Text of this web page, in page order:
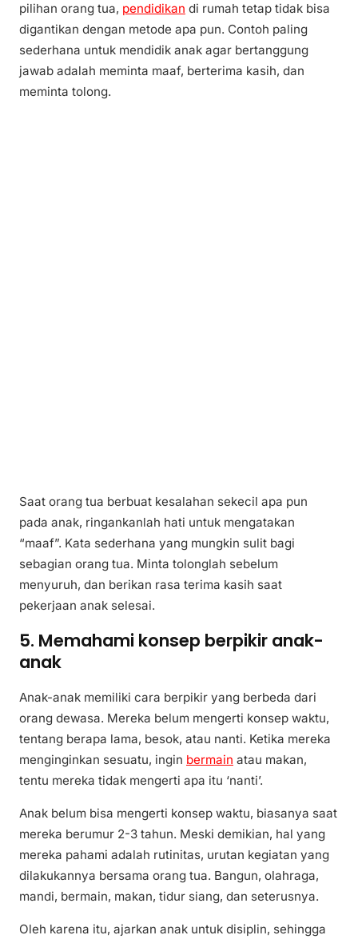
pilihan orang tua, pendidikan di rumah tetap tidak bisa
digantikan dengan metode apa pun. Contoh paling
sederhana untuk mendidik anak agar bertanggung
jawab adalah meminta maaf, berterima kasih, dan
meminta tolong.
Saat orang tua berbuat kesalahan sekecil apa pun
pada anak, ringankanlah hati untuk mengatakan
“maaf”. Kata sederhana yang mungkin sulit bagi
sebagian orang tua. Minta tolonglah sebelum
menyuruh, dan berikan rasa terima kasih saat
pekerjaan anak selesai.
5. Memahami konsep berpikir anak-
anak
Anak-anak memiliki cara berpikir yang berbeda dari
orang dewasa. Mereka belum mengerti konsep waktu,
tentang berapa lama, besok, atau nanti. Ketika mereka
menginginkan sesuatu, ingin bermain atau makan,
tentu mereka tidak mengerti apa itu ‘nanti’.
Anak belum bisa mengerti konsep waktu, biasanya saat
mereka berumur 2-3 tahun. Meski demikian, hal yang
mereka pahami adalah rutinitas, urutan kegiatan yang
dilakukannya bersama orang tua. Bangun, olahraga,
mandi, bermain, makan, tidur siang, dan seterusnya.
Oleh karena itu, ajarkan anak untuk disiplin, sehingga